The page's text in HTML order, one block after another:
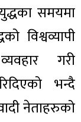
समयमा
विश्वव्यापी
गरी
भन्दै
नेताहरुको